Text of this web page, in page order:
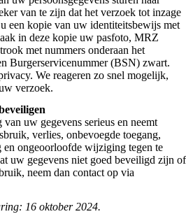
van te zijn dat het verzoek tot inzage
een kopie van uw identiteitsbewijs met
in deze kopie uw pasfoto, MRZ
met nummers onderaan het
Burgerservicenummer (BSN) zwart.
We reageren zo snel mogelijk,
verzoek.
uw gegevens serieus en neemt
verlies, onbevoegde toegang,
en ongeoorloofde wijziging tegen te
uw gegevens niet goed beveiligd zijn of
neem dan contact op via
16 oktober 2024.